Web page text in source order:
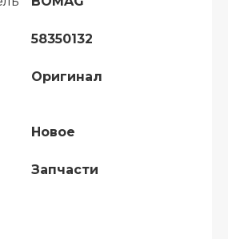
58350132
Оригинал
Новое
Запчасти